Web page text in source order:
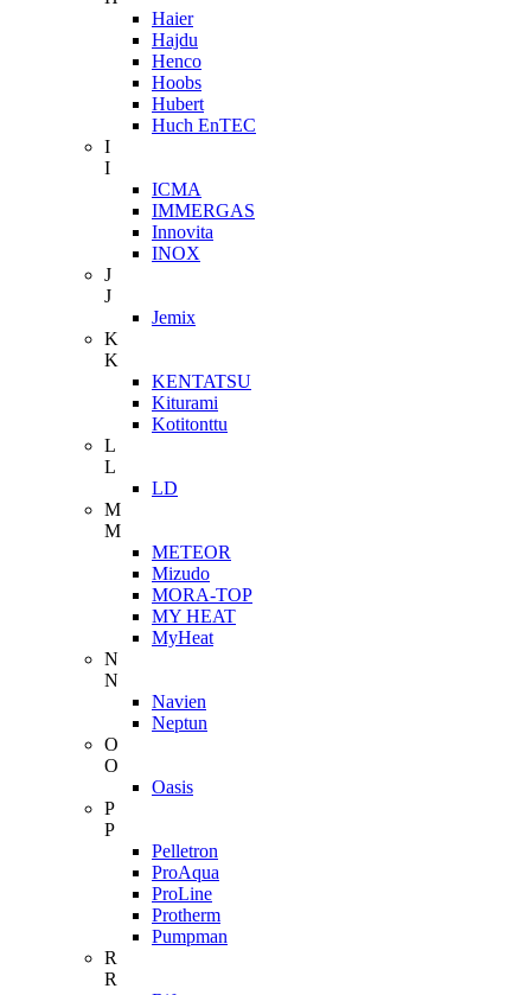
Haier
Hajdu
Henco
Hoobs
Hubert
Huch EnTEC
I
I
ICMA
IMMERGAS
Innovita
INOX
J
J
Jemix
K
K
KENTATSU
Kiturami
Kotitonttu
L
L
LD
M
M
METEOR
Mizudo
MORA-TOP
MY HEAT
MyHeat
N
N
Navien
Neptun
O
O
Oasis
P
P
Pelletron
ProAqua
ProLine
Protherm
Pumpman
R
R